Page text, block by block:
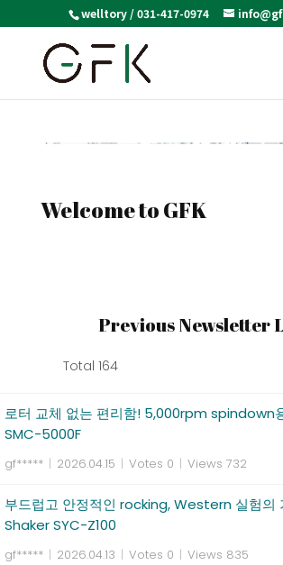
welltory / 031-417-0974
Welcome to GFK
Previous Newsletter
Total 164
로터 교체 없는 편리함! 5,000rpm spindown
SMC-5000F
gf***** | 2026.04.15 | Votes 0 | Views 732
부드럽고 안정적인 rocking, Western 실험의
Shaker SYC-Z100
gf***** | 2026.04.13 | Votes 0 | Views 835